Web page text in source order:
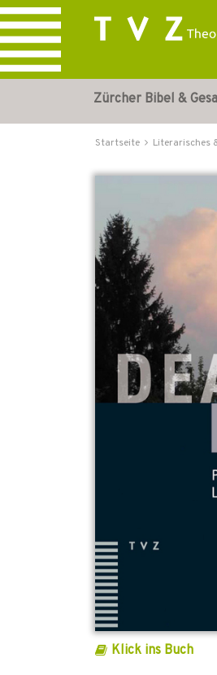
Zürcher Bibel &
Startseite Literarisches
Klick ins Buch